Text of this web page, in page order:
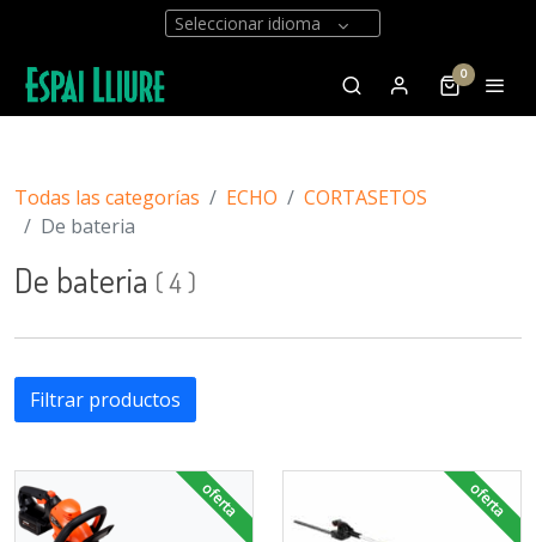
Seleccionar idioma
0
Todas las categorías ECHO
CORTASETOS
De bateria
De bateria (4)
Filtrar productos
oferta oferta